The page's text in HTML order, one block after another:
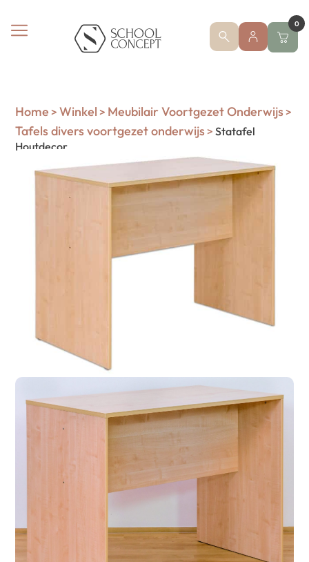
0
Home > Winkel > Meubilair Voortgezet Onderwijs>
Tafels divers voortgezet onderwijs> Statafel
Houtdecor